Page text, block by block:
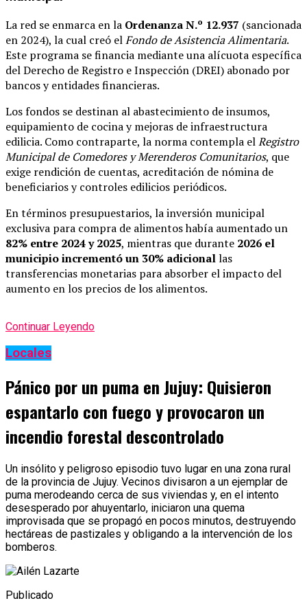
La red se enmarca en la Ordenanza N.º 12.937 (sancionada
en 2024), la cual creó elFondo de Asistencia Alimentaria.
Este programa se financia mediante una alícuota específica
del Derecho de Registro e Inspección (DREI) abonado por
bancos y entidades financieras.
Los fondos se destinan al abastecimiento de insumos,
equipamiento de cocina y mejoras de infraestructura
edilicia. Como contraparte, la norma contempla elRegistro
Municipal de Comedores y Merenderos Comunitarios, que
exige rendición de cuentas, acreditación de nómina de
beneficiarios y controles edilicios periódicos.
En términos presupuestarios, la inversión municipal
exclusiva para compra de alimentos había aumentado un
82% entre 2024 y 2025, mientras que durante 2026 el
municipio incrementó un 30% adicionallas
transferencias monetarias para absorber el impacto del
aumento en los precios de los alimentos.
Continuar Leyendo
Locales
Pánico por un puma en Jujuy: Quisieron
espantarlo con fuego y provocaron un
incendio forestal descontrolado
Un insólito y peligroso episodio tuvo lugar en una zona rural
de la provincia de Jujuy. Vecinos divisaron a un ejemplar de
puma merodeando cerca de sus viviendas y, en el intento
desesperado por ahuyentarlo, iniciaron una quema
improvisada que se propagó en pocos minutos, destruyendo
hectáreas de pastizales y obligando a la intervención de los
bomberos.
Publicado